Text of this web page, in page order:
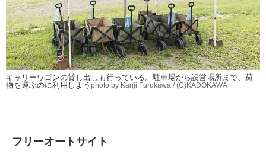
キャリーワゴンの貸し出しも行っている。駐車場から設営場所まで、荷
物を運ぶのに利用しよう photo by Kanji Furukawa / (C)KADOKAWA
フリーオートサイト